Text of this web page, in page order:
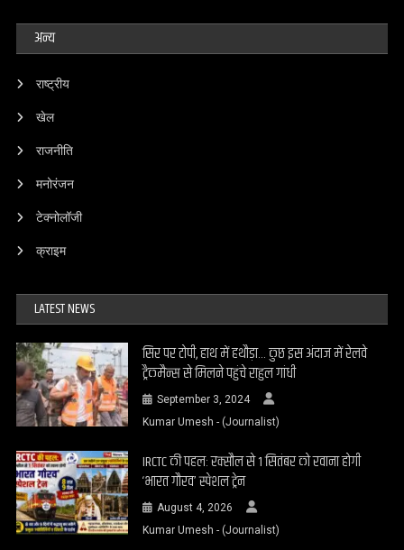
अन्य
राष्ट्रीय
खेल
राजनीति
मनोरंजन
टेक्नोलॉजी
क्राइम
LATEST NEWS
सिर पर टोपी, हाथ में हथौड़ा… कुछ इस अंदाज में रेलवे
ट्रैकमैन्स से मिलने पहुंचे राहुल गांधी
September 3, 2024
Kumar Umesh - (Journalist)
IRCTC की पहल: रक्सौल से 1 सितंबर को रवाना होगी
‘भारत गौरव’ स्पेशल ट्रेन
August 4, 2026
Kumar Umesh - (Journalist)